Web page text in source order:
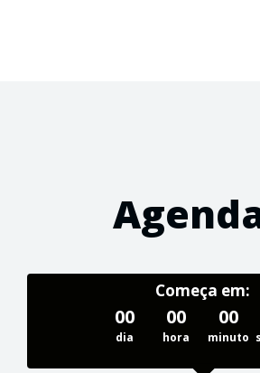
Começa em:
00
dia
00
hora
00
minuto